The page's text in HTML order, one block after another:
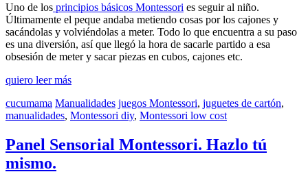
Uno de los principios básicos Montessori es seguir al niño.
Últimamente el peque andaba metiendo cosas por los cajones y
sacándolas y volviéndolas a meter. Todo lo que encuentra a su paso
es una diversión, así­ que llegó la hora de sacarle partido a esa
obsesión de meter y sacar piezas en cubos, cajones etc.
quiero leer más
cucumama Manualidades juegos Montessori, juguetes de cartón,
manualidades, Montessori diy, Montessori low cost
Panel Sensorial Montessori. Hazlo tú
mismo.